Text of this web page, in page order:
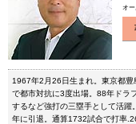
オ
1967年2月26日生まれ。東京都
で都市対抗に3度出場。88年ドラ
するなど強打の三塁手として活
年に引退。通算1732試合で打率